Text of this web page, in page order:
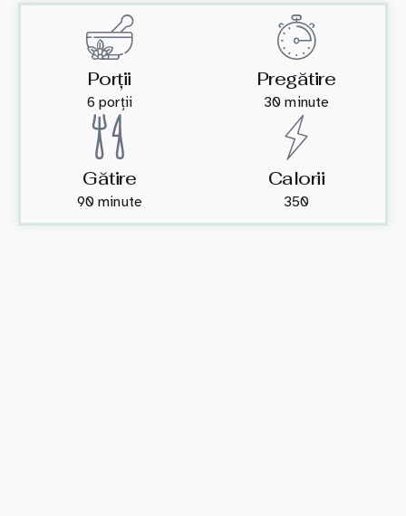
Porții
6 porții
Pregătire
30 minute
Gătire
90 minute
Calorii
350